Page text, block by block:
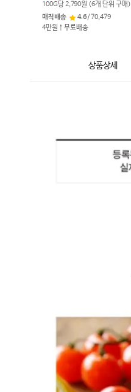
100G당2,790원 (6개 단위 구매)
매직배송
4.6/70,479
4만원↑무료배송
상품상세